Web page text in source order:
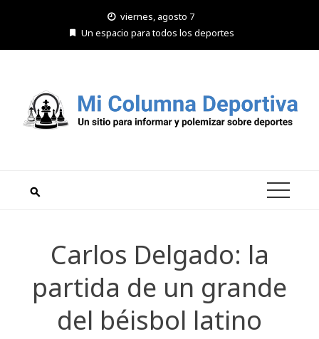
viernes, agosto 7
Un espacio para todos los deportes
Carlos Delgado: la
partida de un grande
del béisbol latino